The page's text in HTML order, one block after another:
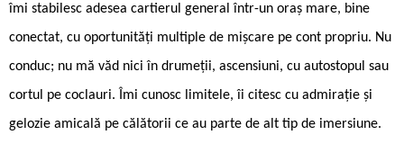
îmi stabilesc adesea cartierul general într-un oraș mare, bine
conectat, cu oportunități multiple de mișcare pe cont propriu. Nu
conduc; nu mă văd nici în drumeții, ascensiuni, cu autostopul sau
cortul pe coclauri. Îmi cunosc limitele, îi citesc cu admirație și
gelozie amicală pe călătorii ce au parte de alt tip de imersiune.